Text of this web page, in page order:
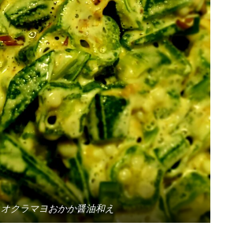
オクラマヨおかか醤油和え